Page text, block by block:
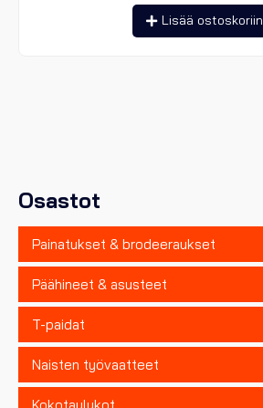
Osastot
Painatukset & brodeeraukset
Päähineet & asusteet
T-paidat
Naisten työvaatteet
Lisää ostoskoriin